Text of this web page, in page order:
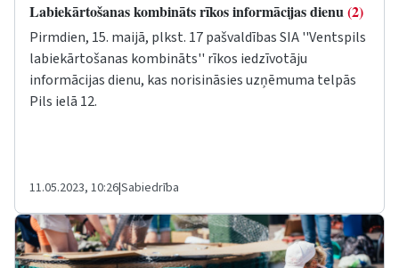
Labiekārtošanas kombināts rīkos informācijas dienu(2)
Pirmdien, 15. maijā, plkst. 17 pašvaldības SIA ''Ventspils
labiekārtošanas kombināts'' rīkos iedzīvotāju
informācijas dienu, kas norisināsies uzņēmuma telpās
Pils ielā 12.
11.05.2023, 10:26|Sabiedrība